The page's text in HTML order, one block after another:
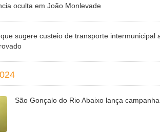
oculta em João Monlevade
sugere custeio de transporte intermunicipal
São Gonçalo do Rio Abaixo lança